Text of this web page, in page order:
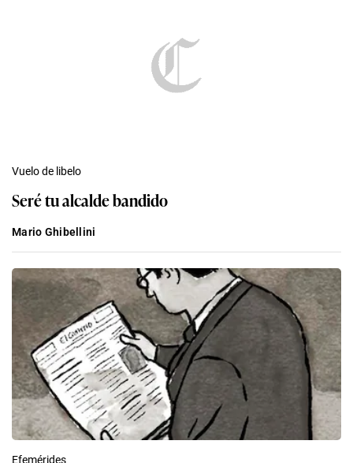
Vuelo de libelo
Seré tu alcalde bandido
Mario Ghibellini
Efemérides